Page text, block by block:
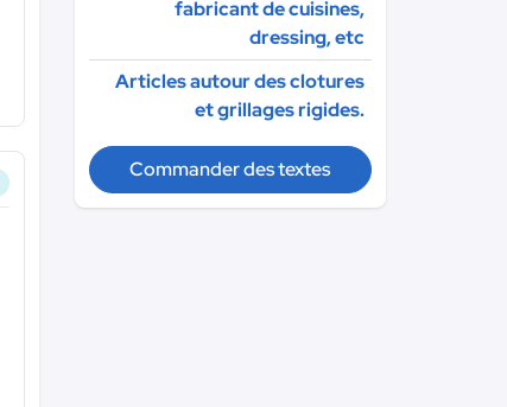
fabricant de cuisines,
dressing, etc
Articles autour des clotures
et grillages rigides.
Commander des textes